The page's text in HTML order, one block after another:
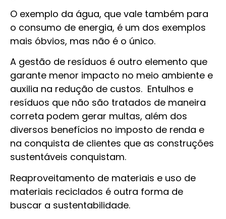
O exemplo da água, que vale também para
o consumo de energia, é um dos exemplos
mais óbvios, mas não é o único.
A gestão de resíduos é outro elemento que
garante menor impacto no meio ambiente e
auxilia na redução de custos. Entulhos e
resíduos que não são tratados de maneira
correta podem gerar multas, além dos
diversos benefícios no imposto de renda e
na conquista de clientes que as construções
sustentáveis conquistam.
Reaproveitamento de materiais e uso de
materiais reciclados é outra forma de
buscar a sustentabilidade.